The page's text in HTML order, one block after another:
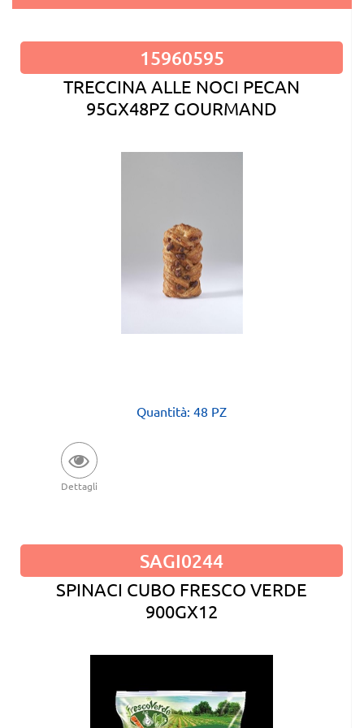
15960595
TRECCINA ALLE NOCI PECAN
95GX48PZ GOURMAND
Quantità: 48 PZ
Dettagli
SAGI0244
SPINACI CUBO FRESCO VERDE
900GX12